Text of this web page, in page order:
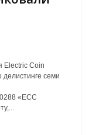
Electric Coin
семи
«ECC